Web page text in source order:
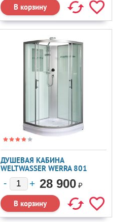
ДУШЕВАЯ КАБИНА
WELTWASSER WERRA 801
80X80
28 900 ₽